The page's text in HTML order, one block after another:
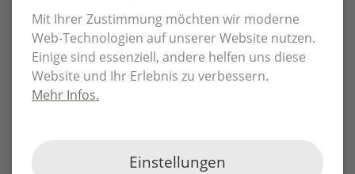
Mit Ihrer Zustimmung möchten wir moderne
Web-Technologien auf unserer Website nutzen.
Einige sind essenziell, andere helfen uns diese
Website und Ihr Erlebnis zu verbessern.
Mehr Infos.
Einstellungen